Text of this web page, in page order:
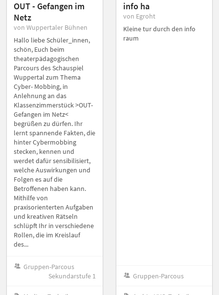
OUT - Gefangen im
Netz
von Wuppertaler Bühnen
Hallo liebe Schüler_innen,
schön, Euch beim
theaterpädagogischen
Parcours des Schauspiel
Wuppertal zum Thema
Cyber- Mobbing, in
Anlehnung an das
Klassenzimmerstück >OUT-
Gefangen im Netz<
begrüßen zu dürfen. Ihr
lernt spannende Fakten, die
hinter Cybermobbing
stecken, kennen und
werdet dafür sensibilisiert,
welche Auswirkungen und
Folgen es auf die
Betroffenen haben kann.
Mithilfe von
praxisorienterten Aufgaben
und kreativen Rätseln
schlüpft Ihr in verschiedene
Rollen, die im Kreislauf
des...
Gruppen-Parcous
Sekundarstufe 1
info ha
von Egroht
Kleine tur durch den info
raum
Gruppen-Parcous